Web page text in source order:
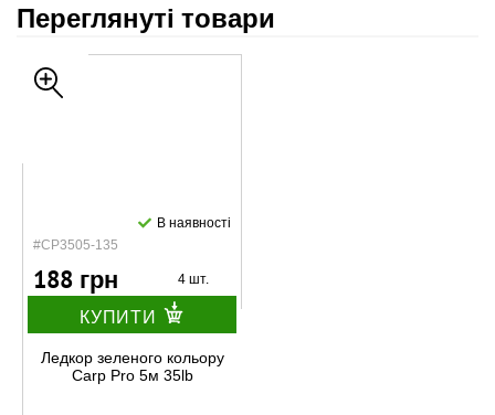
Переглянуті товари
#CP3505-135
В наявності
188 грн 4 шт.
КУПИТИ
Ледкор зеленого кольору
Carp Pro 5м 35lb